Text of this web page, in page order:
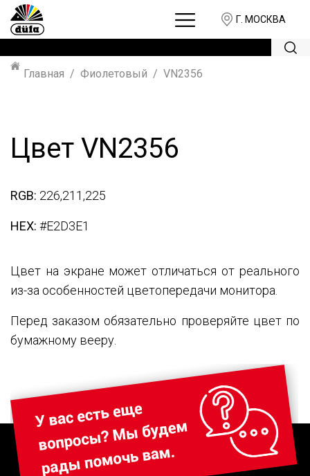
Г. МОСКВА
Главная Фиолетовый VN2356
Цвет VN2356
RGB: 226,211,225
HEX: #E2D3E1
Цвет на экране может отличаться от реального
из-за особенностей цветопередачи монитора.
Перед заказом обязательно проверяйте цвет по
бумажному вееру.